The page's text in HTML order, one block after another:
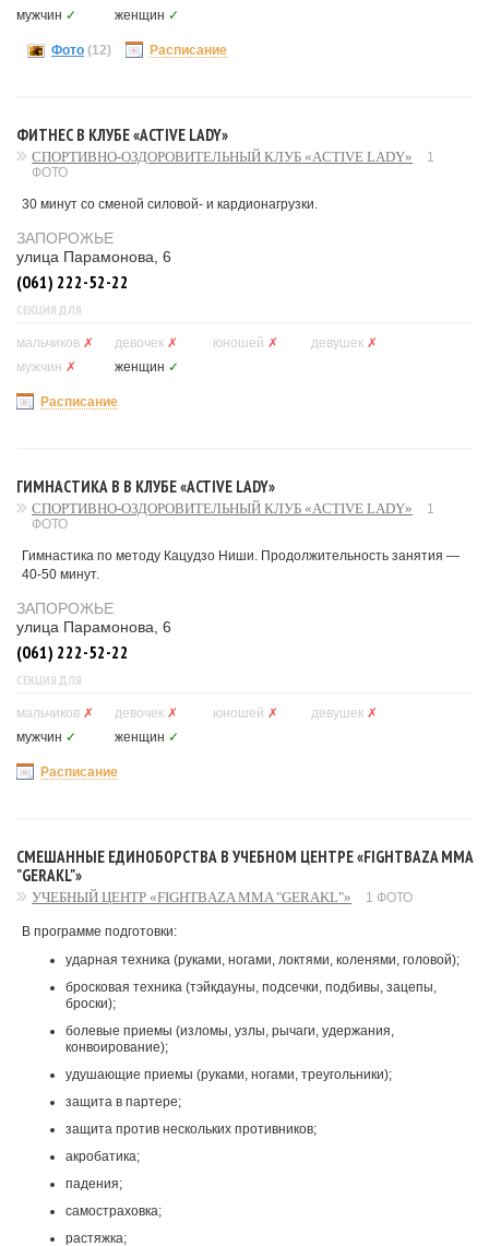
мужчин ✓ женщин ✓
Фото (12) Расписание
ФИТНЕС В КЛУБЕ «ACTIVE LADY»
СПОРТИВНО-ОЗДОРОВИТЕЛЬНЫЙ КЛУБ «ACTIVE LADY»
1
ФОТО
30 минут со сменой силовой- и кардионагрузки.
ЗАПОРОЖЬЕ
улица Парамонова, 6
(061) 222-52-22
СЕКЦИЯ ДЛЯ
мальчиков ✗ девочек ✗ юношей ✗ девушек ✗
мужчин ✗ женщин ✓
Расписание
ГИМНАСТИКА В В КЛУБЕ «ACTIVE LADY»
СПОРТИВНО-ОЗДОРОВИТЕЛЬНЫЙ КЛУБ «ACTIVE LADY»
1
ФОТО
Гимнастика по методу Кацудзо Ниши. Продолжительность занятия —
40-50 минут.
ЗАПОРОЖЬЕ
улица Парамонова, 6
(061) 222-52-22
СЕКЦИЯ ДЛЯ
мальчиков ✗ девочек ✗ юношей ✗ девушек ✗
мужчин ✓ женщин ✓
Расписание
СМЕШАННЫЕ ЕДИНОБОРСТВА В УЧЕБНОМ ЦЕНТРЕ «FIGHTBAZA MMA
"GERAKL"»
УЧЕБНЫЙ ЦЕНТР «FIGHTBAZA MMA "GERAKL"» 1 ФОТО
В программе подготовки:
ударная техника (руками, ногами, локтями, коленями, головой);
бросковая техника (тэйкдауны, подсечки, подбивы, зацепы,
броски);
болевые приемы (изломы, узлы, рычаги, удержания,
конвоирование);
удушающие приемы (руками, ногами, треугольники);
защита в партере;
защита против нескольких противников;
акробатика;
падения;
самостраховка;
растяжка;